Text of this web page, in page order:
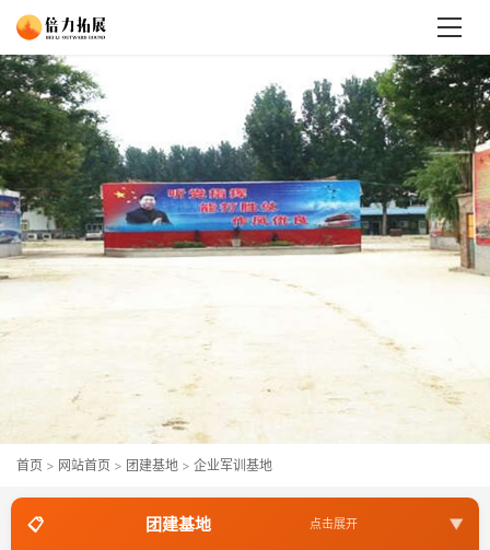
首页 > 网站首页 > 团建基地 > 企业军训基地
团建基地 点击展开